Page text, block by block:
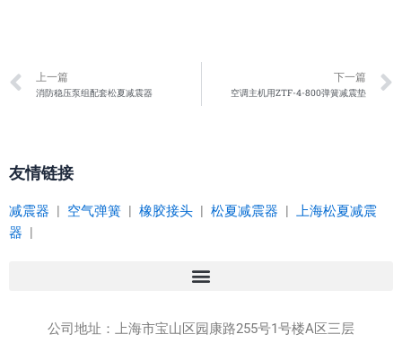
Prev
上一篇
消防稳压泵组配套松夏减震器
下一篇
空调主机用ZTF-4-800弹簧减震垫
友情链接
减震器 | 空气弹簧 | 橡胶接头 | 松夏减震器 | 上海松夏减震
器 |
公司地址： 上海市宝山区园康路255号1号楼A区三层